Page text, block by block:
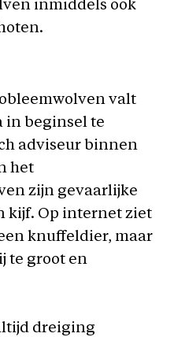
inmiddels ook
valt
in beginsel te
adviseur binnen
het
zijn gevaarlijke
kijf. Op internet ziet
knuffeldier, maar
te groot en
dreiging